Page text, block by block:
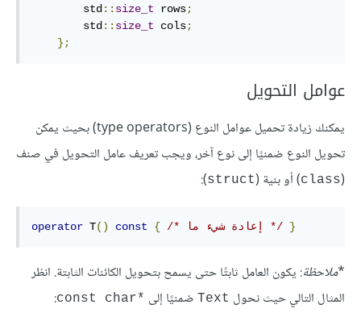
        std
:: size_t rows;
        std
:: size_t cols;
};
عوامل التحويل
يمكنك زيادة تحميل عوامل النوع (type operators) بحيث يمكن
تحويل النوع ضمنيًا إلى نوع آخر، ويجب تعريف عامل التحويل في صنف
(
‎class‎) أو بنية (‎struct‎
):
operator T() const { /* إعادة شيء ما */ }
*ملاحظة: يكون العامل ثابتًا حتى يسمح بتحويل الكائنات الثابتة. انظر
المثال التالي حيث نحول Text ضمنيًا إلى *const char
: